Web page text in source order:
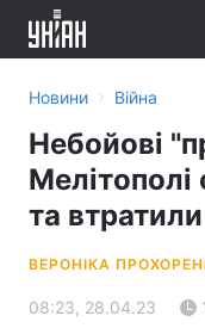
Новини › Війна
Небойові
Мелітополі
та
ВЕРОНІКА
08:23, 28.04.23